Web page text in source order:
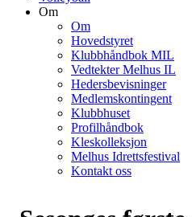
Om
Om
Hovedstyret
Klubbhåndbok MIL
Vedtekter Melhus IL
Hedersbevisninger
Medlemskontingent
Klubbhuset
Profilhåndbok
Kleskolleksjon
Melhus Idrettsfestival
Kontakt oss